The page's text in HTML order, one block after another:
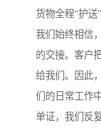
货物全程“护送
我们始终相信
的交接。客户
给我们。因此
们的日常工作
单证，我们反